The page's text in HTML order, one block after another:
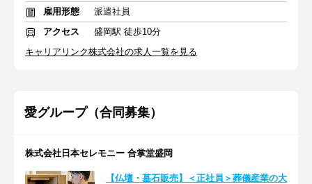
雇用形態
派遣社員
アクセス
盛岡駅 徒歩10分
キャリアリンク株式会社の求人一覧を見る
愛グループ（合同募集）
株式会社日本セレモニー 合掌堂盛岡
【仏壇・墓石販売】＜正社員＞葬儀産業の大